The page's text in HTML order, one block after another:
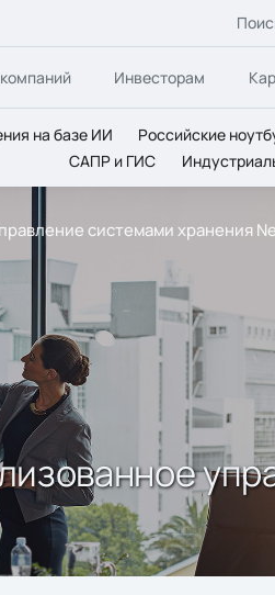
Инвесторам
на базе ИИ Российские
САПР и ГИС
системами хранения